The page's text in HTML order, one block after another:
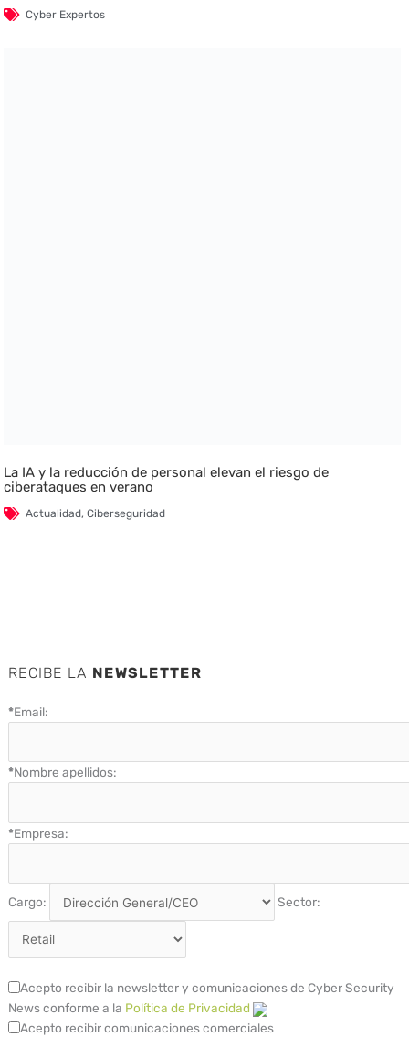
Cyber Expertos
La IA y la reducción de personal elevan el riesgo de
ciberataques en verano
Actualidad,Ciberseguridad
RECIBE LA NEWSLETTER
*Email:
*Nombre apellidos:
*Empresa:
Cargo: Sector:
Acepto recibir la newsletter y comunicaciones de Cyber Security
News conforme a la Política de Privacidad
Acepto recibir comunicaciones comerciales